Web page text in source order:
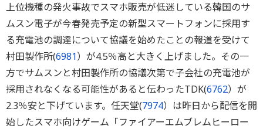
上位機種の発火事故でスマホ販売が低迷している韓国のサ
ムスン電子が今春発売予定の新型スマートフォンに採用す
る充電池の調達について協議を始めたことの報道を受けて
村田製作所(6981）が4.5％高と大きく上げました。その一
方でサムスンと村田製作所の協議次第で子会社の充電池が
採用されなくなる可能性があると伝わったTDK(6762）が
2.3％安と下げています。任天堂(7974）は昨日から配信を開
始したスマホ向けゲーム「ファイアーエムブレムヒーロー